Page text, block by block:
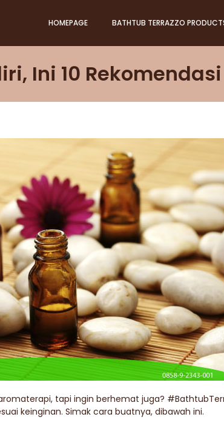
HOMEPAGE BATHTUB TERRAZZO
Ini 10
tapi ingin berhemat juga?
keinginan. Simak cara buatnya, dibawah ini.